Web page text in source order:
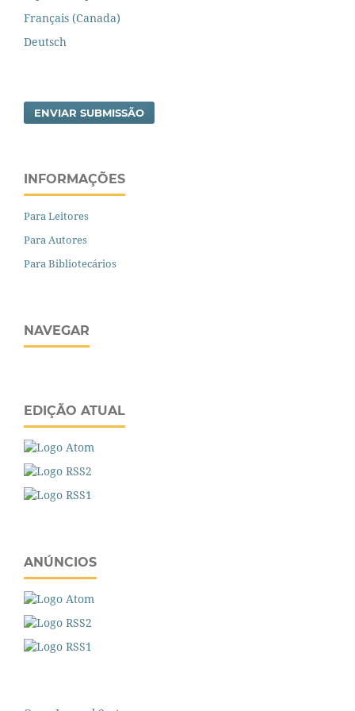
Français (Canada)
Deutsch
ENVIAR SUBMISSÃO
INFORMAÇÕES
Para Leitores
Para Autores
Para Bibliotecários
NAVEGAR
EDIÇÃO ATUAL
ANÚNCIOS